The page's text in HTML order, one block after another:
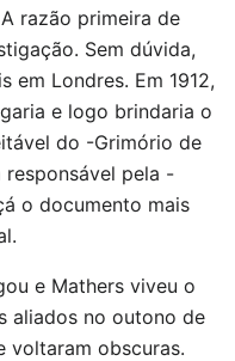
razão primeira de
Sem dúvida,
em Londres. Em 1912,
e logo brindaria o
do -Grimório de
pela -
o documento mais
e Mathers viveu o
aliados no outono de
voltaram obscuras.